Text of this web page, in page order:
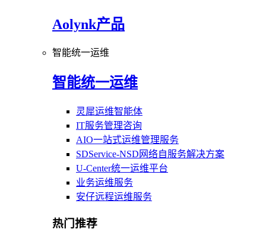
Aolynk产品
智能统一运维
智能统一运维
灵犀运维智能体
IT服务管理咨询
AIO一站式运维管理服务
SDService-NSD网络自服务解决方案
U-Center统一运维平台
业务运维服务
安仔远程运维服务
热门推荐